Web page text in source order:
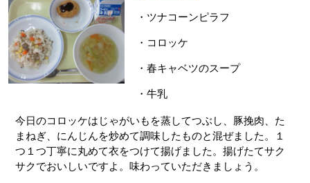
・ツナコーンピラフ
・コロッケ
・春キャベツのスープ
・牛乳
今日のコロッケはじゃがいもを蒸してつぶし、豚挽肉、た
まねぎ、にんじんを炒めて調味したものと混ぜました。１
つ１つ丁寧に丸めて衣をつけて揚げました。揚げたてサク
サクでおいしいですよ。味わっていただきましょう。